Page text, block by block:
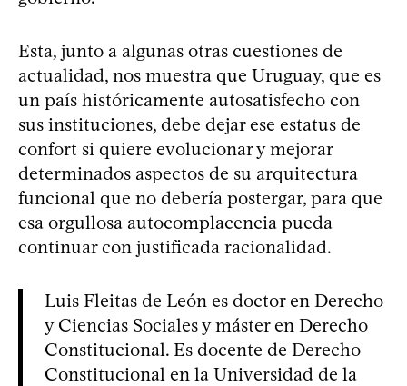
Esta, junto a algunas otras cuestiones de
actualidad, nos muestra que Uruguay, que es
un país históricamente autosatisfecho con
sus instituciones, debe dejar ese estatus de
confort si quiere evolucionar y mejorar
determinados aspectos de su arquitectura
funcional que no debería postergar, para que
esa orgullosa autocomplacencia pueda
continuar con justificada racionalidad.
Luis Fleitas de León es doctor en Derecho
y Ciencias Sociales y máster en Derecho
Constitucional. Es docente de Derecho
Constitucional en la Universidad de la